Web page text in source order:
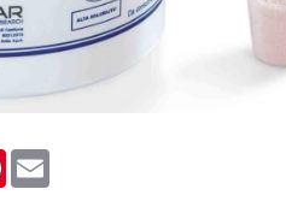
Pinterest